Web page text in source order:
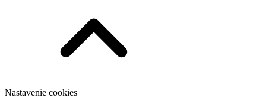
Nastavenie cookies